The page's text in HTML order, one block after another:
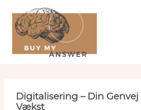
indholdet
Digitalisering – Din
Vækst